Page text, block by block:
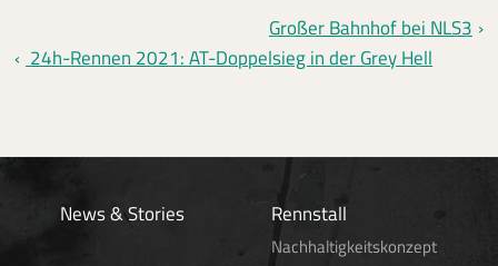
Großer Bahnhof bei NLS3
24h-Rennen 2021: AT-Doppelsieg in der Grey Hell
News & Stories Rennstall
Nachhaltigkeitskonzept